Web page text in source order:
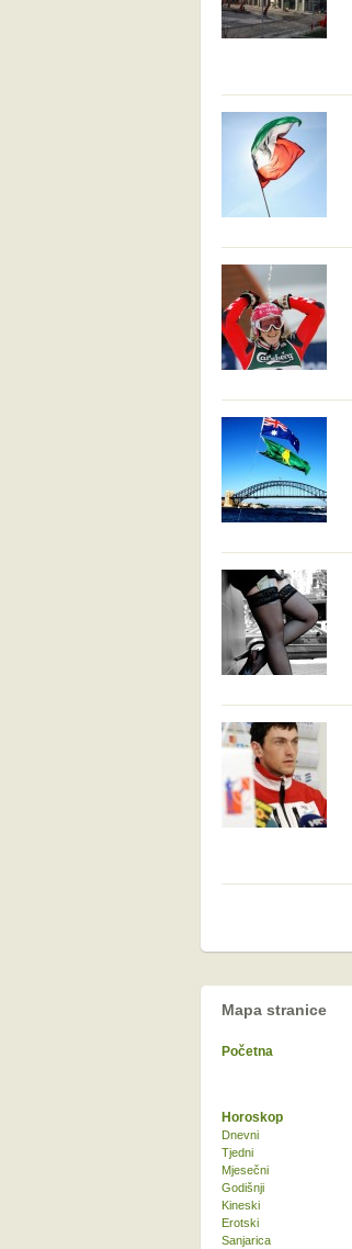
Mapa stranice
Početna
Horoskop
Dnevni
Tjedni
Mjesečni
Godišnji
Kineski
Erotski
Sanjarica